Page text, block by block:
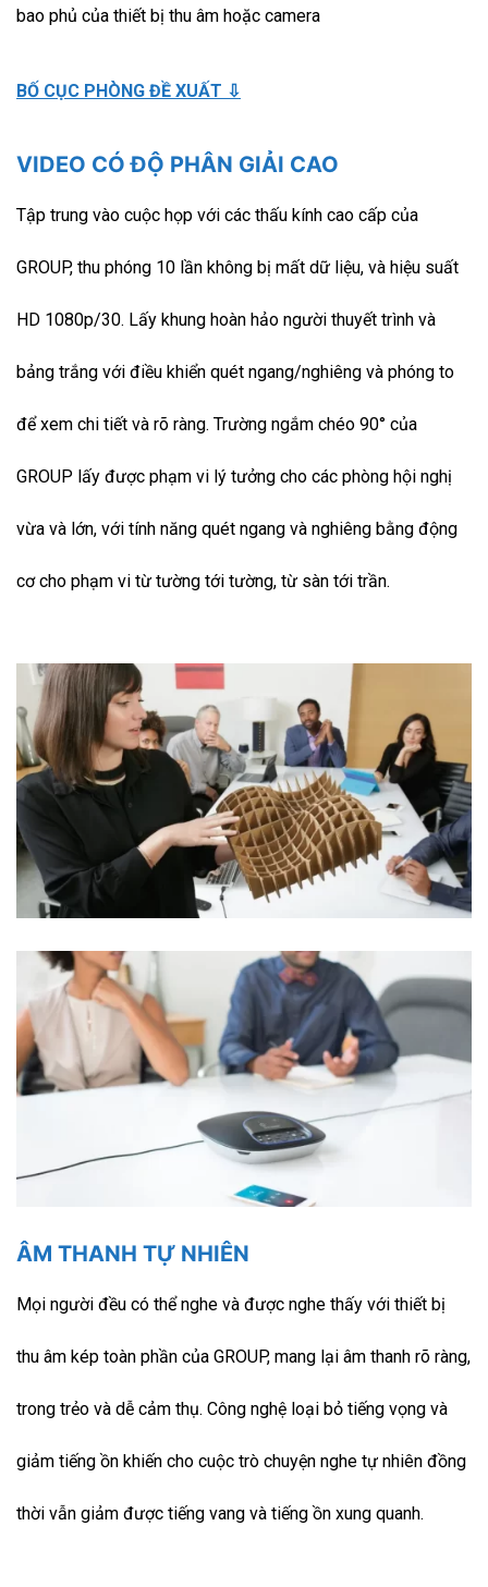
bao phủ của thiết bị thu âm hoặc camera
BỐ CỤC PHÒNG ĐỀ XUẤT ⇩
VIDEO CÓ ĐỘ PHÂN GIẢI CAO
Tập trung vào cuộc họp với các thấu kính cao cấp của
GROUP, thu phóng 10 lần không bị mất dữ liệu, và hiệu suất
HD 1080p/30. Lấy khung hoàn hảo người thuyết trình và
bảng trắng với điều khiển quét ngang/nghiêng và phóng to
để xem chi tiết và rõ ràng. Trường ngắm chéo 90° của
GROUP lấy được phạm vi lý tưởng cho các phòng hội nghị
vừa và lớn, với tính năng quét ngang và nghiêng bằng động
cơ cho phạm vi từ tường tới tường, từ sàn tới trần.
ÂM THANH TỰ NHIÊN
Mọi người đều có thể nghe và được nghe thấy với thiết bị
thu âm kép toàn phần của GROUP, mang lại âm thanh rõ ràng,
trong trẻo và dễ cảm thụ. Công nghệ loại bỏ tiếng vọng và
giảm tiếng ồn khiến cho cuộc trò chuyện nghe tự nhiên đồng
thời vẫn giảm được tiếng vang và tiếng ồn xung quanh.